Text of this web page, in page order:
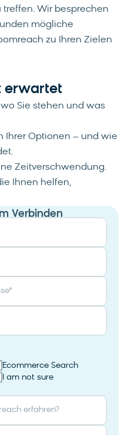
treffen. Wir besprechen
mögliche
zu Ihren Zielen
erwartet
Sie stehen und was
Ihrer Optionen – und wie
Zeitverschwendung.
Ihnen helfen,
Verbinden
*
Ecommerce Search
I am not sure
erfahren?